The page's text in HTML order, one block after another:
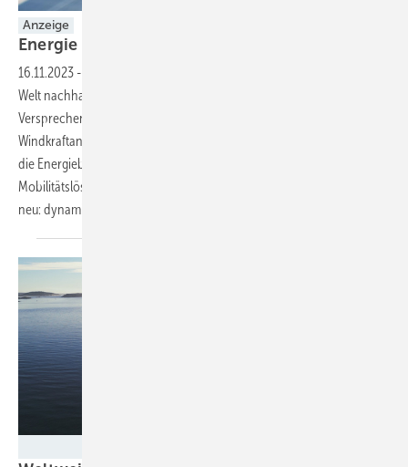
Anzeige
Energie der Zukunft trifft Mobilität von
16.11.2023 -
Welt nachhaltiger, effizienter und grüner zu gestalten. Ein
Versprechen, das auch Europcar ganzheitlich lebt. Leistungsstarke
Windkraftanlagen und effiziente Photovoltaikmodule revolutionieren
die Energiebranche - wir definieren mit unseren zukunftsweisenden
Mobilitätslösungen den Fuhrpark für Unternehmen jeder Branche
neu: dynamisch, innovativ und